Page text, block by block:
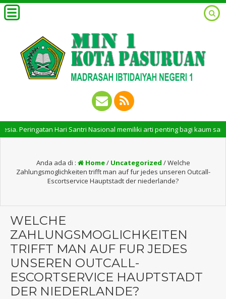
Hari Santri Nasional memiliki arti penting bagi kaum santri.
Anda ada di : Home/ Uncategorized /Welche
Zahlungsmoglichkeiten trifft man auf fur jedes unseren Outcall-
Escortservice Hauptstadt der niederlande?
WELCHE
ZAHLUNGSMOGLICHKEITEN
TRIFFT MAN AUF FUR JEDES
UNSEREN OUTCALL-
ESCORTSERVICE HAUPTSTADT
DER NIEDERLANDE?